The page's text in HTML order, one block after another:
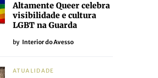
Altamente Queer celebra
visibilidade e cultura
LGBT na Guarda
by Interior do Avesso
ATUALIDADE